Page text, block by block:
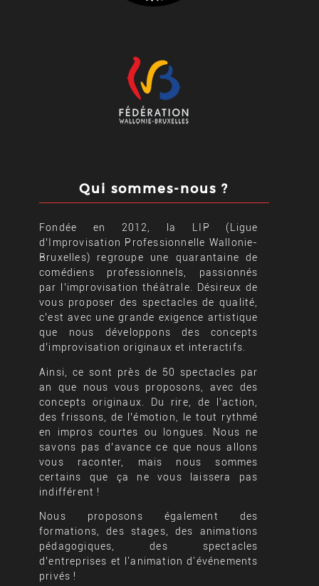
Qui sommes-nous ?
Fondée en 2012, la LIP (Ligue
d’Improvisation Professionnelle Wallonie-
Bruxelles) regroupe une quarantaine de
comédiens professionnels, passionnés
par l’improvisation théâtrale. Désireux de
vous proposer des spectacles de qualité,
c’est avec une grande exigence artistique
que nous développons des concepts
d’improvisation originaux et interactifs.
Ainsi, ce sont près de 50 spectacles par
an que nous vous proposons, avec des
concepts originaux. Du rire, de l’action,
des frissons, de l’émotion, le tout rythmé
en impros courtes ou longues. Nous ne
savons pas d’avance ce que nous allons
vous raconter, mais nous sommes
certains que ça ne vous laissera pas
indifférent !
Nous proposons également des
formations, des stages, des animations
pédagogiques, des spectacles
d’entreprises et l'animation d'événements
privés !